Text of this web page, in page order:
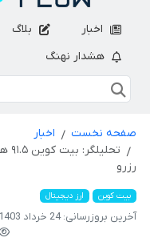
اخبار بلاگ
هشدار نهنگ
صفحه نخست
اخبار
رزرو
بیت کوین ارز دیجیتال
آخرین بروزرسانی:24 خرداد 1403 - 16:40